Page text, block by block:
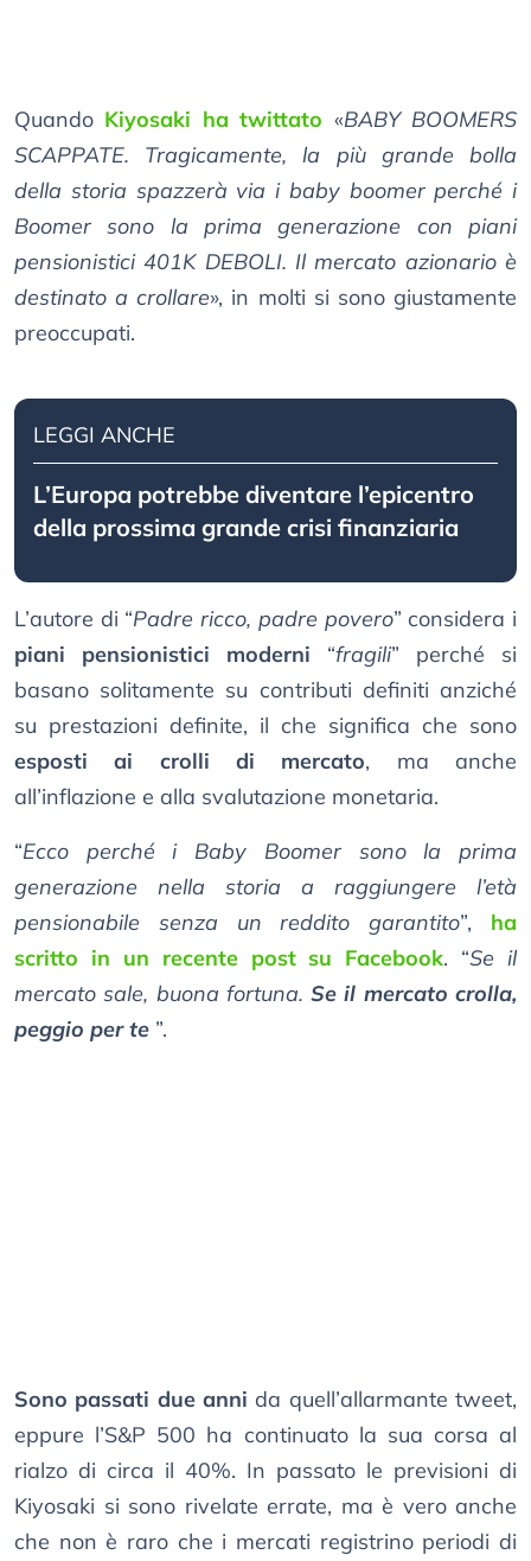
Quando Kiyosaki ha twittato «BABY BOOMERS
SCAPPATE. Tragicamente, la più grande bolla
della storia spazzerà via i baby boomer perché i
Boomer sono la prima generazione con piani
pensionistici 401K DEBOLI. Il mercato azionario è
destinato a crollare», in molti si sono giustamente
preoccupati.
LEGGI ANCHE
L’Europa potrebbe diventare l’epicentro
della prossima grande crisi finanziaria
L’autore di “Padre ricco, padre povero” considera i
piani pensionistici moderni “fragili” perché si
basano solitamente su contributi definiti anziché
su prestazioni definite, il che significa che sono
esposti ai crolli di mercato, ma anche
all’inflazione e alla svalutazione monetaria.
“Ecco perché i Baby Boomer sono la prima
generazione nella storia a raggiungere l’età
pensionabile senza un reddito garantito”, ha
scritto in un recente post su Facebook. “Se il
mercato sale, buona fortuna.Se il mercato crolla,
peggio per te ”.
Sono passati due annida quell’allarmante tweet,
eppure l’S&P 500 ha continuato la sua corsa al
rialzo di circa il 40%. In passato le previsioni di
Kiyosaki si sono rivelate errate, ma è vero anche
che non è raro che i mercati registrino periodi di